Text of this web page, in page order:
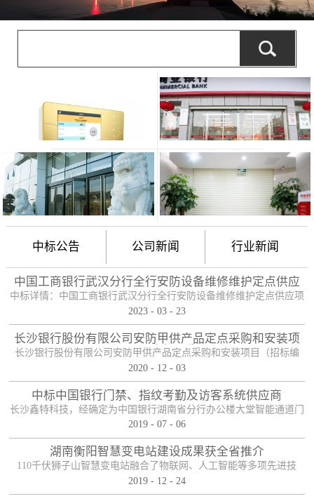
中标公告 公司新闻 行业新闻
中国工商银行武汉分行全行安防设备维修维护定点供应
项目
中标详情：中国工商银行武汉分行全行安防设备维修维护定点供应项
目（项目编号：HBZTH-FW-2022-106），于2023年2月3日以公开招
定贵单位为本项目2包的入围供应商。中标产品：防护舱
2023 - 03 - 23
长沙银行股份有限公司安防甲供产品定点采购和安装项
目——中标公告
长沙银行股份有限公司安防甲供产品定点采购和安装项目（招标编
号：0646-204HNGL500）评标工作已经结束，经评标委员会认真评
的中标人。包一采购内容为：1、甲级木质防火门；2、防尾随联动互
锁安全门；3、自助银行安全防护门；4、甲级防盗安全门（优质
钢）；5、钢化玻璃自动感应门、防砸玻璃自动感应，和电机；6、银
行专用防盗卷帘门（含电机、控...
2020 - 12 - 03
中标中国银行门禁、指纹考勤及访客系统供应商
长沙鑫特科技，经确定为中国银行湖南省分行办公楼大堂智能通道门
禁、指纹考勤、访客系统采购项目供应商。门禁指纹考勤系统
2019 - 07 - 06
湖南衡阳智慧变电站建设成果获全省推介
110千伏狮子山智慧变电站融合了物联网、人工智能等多项先进技
术，是设备侧电力物联网建设在专业领域的最佳实践。”近日，国网
2019 - 12 - 24